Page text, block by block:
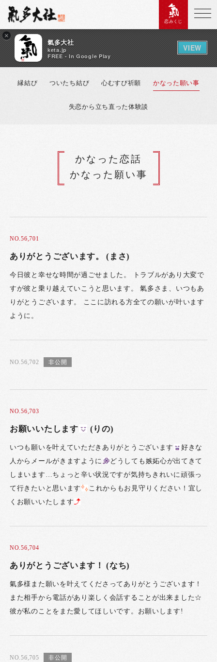
×
氣多大社
keta.jp
FREE - In Google Play
VIEW
恋みくじ
縁結び ついたち結び 心むすび祈願 かなった願い事
失恋から立ち直った体験談
かなった恋話
かなった願い事
NO.56,701
ありがとうございます。 (まさ)
今日彼と幸せな時間が過ごせました。 トラブルがあり大変で
すが彼と乗り越えていこうと思います。 氣多さま、いつもあ
りがとうございます。 ここに訪れる方全ての願いが叶います
ように。
NO.56,702
NO.56,703
お願いいたします (りの)
いつも願いを叶えていただきありがとうございます
好きな
人からメールがきますように
どうしても嫉妬心が出てきて
しまいます…ちょっと辛い状況ですが気持ちきれいに頑張っ
て行きたいと思います
これからもお見守りください！宜し
くお願いいたします
NO.56,704
ありがとうございます！ (なち)
氣多様また願いを叶えてくださってありがとうございます！
また相手から電話があり楽しく会話することが出来ました☆
彼が私のことをまた愛してほしいです。お願いします!
NO.56,705